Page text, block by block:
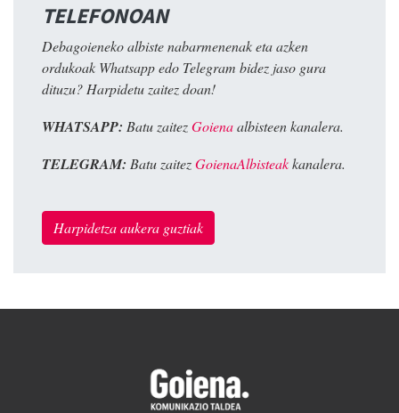
TELEFONOAN
Debagoieneko albiste nabarmenenak eta azken
ordukoak Whatsapp edo Telegram bidez jaso gura
dituzu? Harpidetu zaitez doan!
WHATSAPP: Batu zaitezGoienaalbisteen kanalera.
TELEGRAM: Batu zaitezGoienaAlbisteakkanalera.
Harpidetza aukera guztiak